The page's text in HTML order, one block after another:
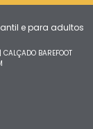
e para adultos
| CALÇADO BAREFOOT